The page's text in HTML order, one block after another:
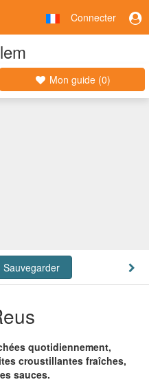
Connecter
Mon guide (0)
Sauvegarder
quotidiennement,
croustillantes fraîches,
sauces.